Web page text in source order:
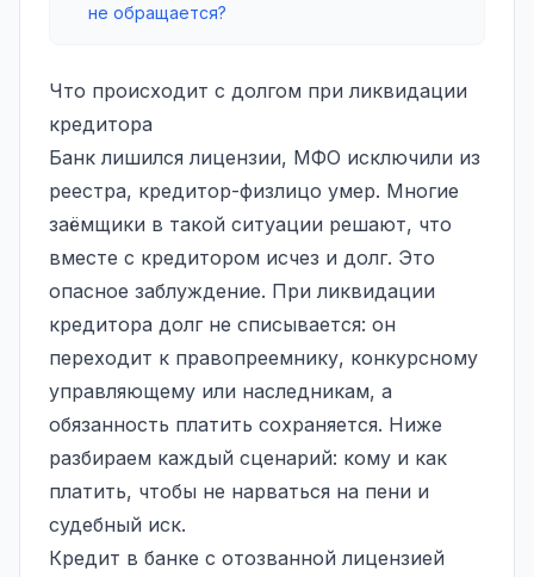
не обращается?
Что происходит с долгом при ликвидации
кредитора
Банк лишился лицензии, МФО исключили из
реестра, кредитор-физлицо умер. Многие
заёмщики в такой ситуации решают, что
вместе с кредитором исчез и долг. Это
опасное заблуждение. При ликвидации
кредитора долг не списывается: он
переходит к правопреемнику, конкурсному
управляющему или наследникам, а
обязанность платить сохраняется. Ниже
разбираем каждый сценарий: кому и как
платить, чтобы не нарваться на пени и
судебный иск.
Кредит в банке с отозванной лицензией